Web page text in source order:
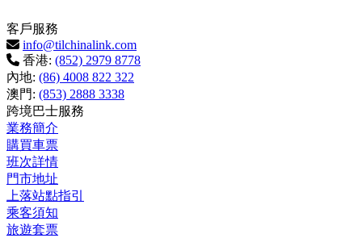
客戶服務
info@tilchinalink.com
香港: (852) 2979 8778
內地: (86) 4008 822 322
澳門: (853) 2888 3338
跨境巴士服務
業務簡介
購買車票
班次詳情
門市地址
上落站點指引
乘客須知
旅遊套票